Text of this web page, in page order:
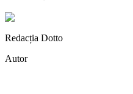
Redacția Dotto
Autor